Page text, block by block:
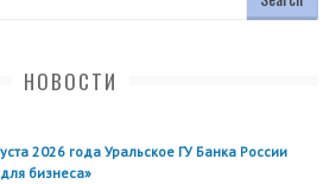
НОВОСТИ
2026 года Уральское ГУ Банка России
бизнеса»